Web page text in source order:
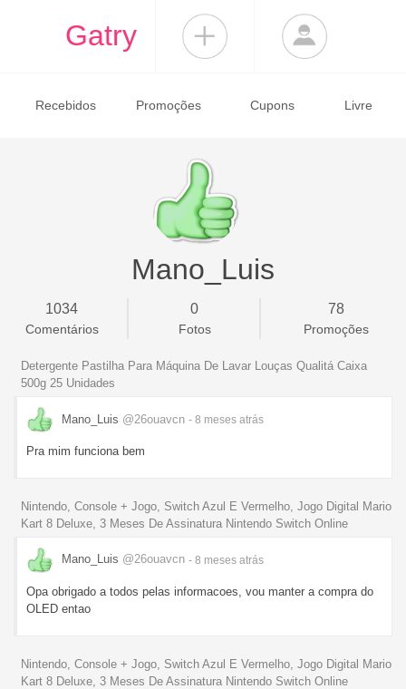
Gatry
Recebidos Promoções Cupons Livre
Mano_Luis
1034
Comentários
0
Fotos
78
Promoções
Detergente Pastilha Para Máquina De Lavar Louças Qualitá Caixa
500g 25 Unidades
Mano_Luis @26ouavcn - 8 meses atrás
Pra mim funciona bem
Nintendo, Console + Jogo, Switch Azul E Vermelho, Jogo Digital Mario
Kart 8 Deluxe, 3 Meses De Assinatura Nintendo Switch Online
Mano_Luis @26ouavcn - 8 meses atrás
Opa obrigado a todos pelas informacoes, vou manter a compra do
OLED entao
Nintendo, Console + Jogo, Switch Azul E Vermelho, Jogo Digital Mario
Kart 8 Deluxe, 3 Meses De Assinatura Nintendo Switch Online